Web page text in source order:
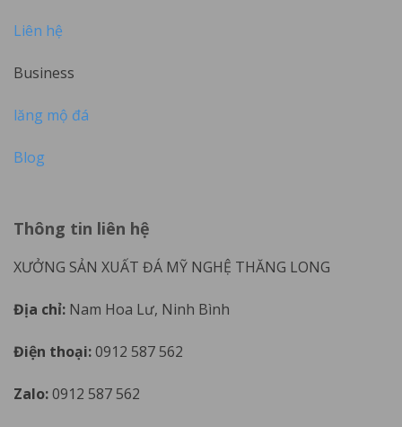
Liên hệ
Business
lăng mộ đá
Blog
Thông tin liên hệ
XƯỞNG SẢN XUẤT ĐÁ MỸ NGHỆ THĂNG LONG
Địa chỉ: Nam Hoa Lư, Ninh Bình
Điện thoại:0912 587 562
Zalo:0912 587 562